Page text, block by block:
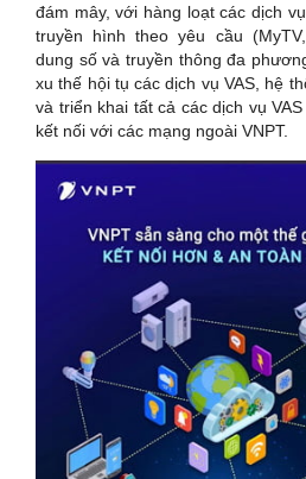
đám mây, với hàng loạt các dịch
truyền hình theo yêu cầu
dung số và truyền thông đa
xu thế hội tụ các dịch vụ VAS, hệ
và triển khai tất cả các dịch vụ
kết nối với các mạng ngoài VNPT.